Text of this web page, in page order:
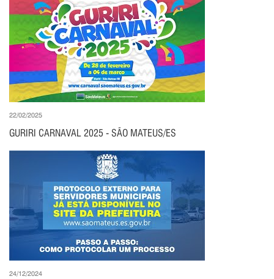
22/02/2025
GURIRI CARNAVAL 2025 - SÃO MATEUS/ES
24/12/2024